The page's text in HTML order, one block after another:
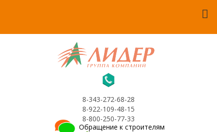
8-343-272-68-28
8-922-109-48-15
8-800-250-77-33
Обращение к строителям